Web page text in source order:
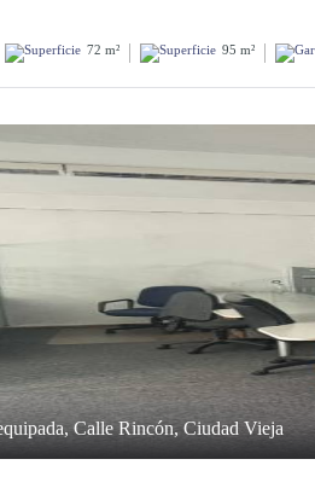
72 m² 95 m²
Calle Rincón, Ciudad Vieja